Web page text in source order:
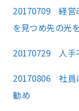
20170709 経営
を見つめ先の光
20170729 人手
20170806 社員
勧め